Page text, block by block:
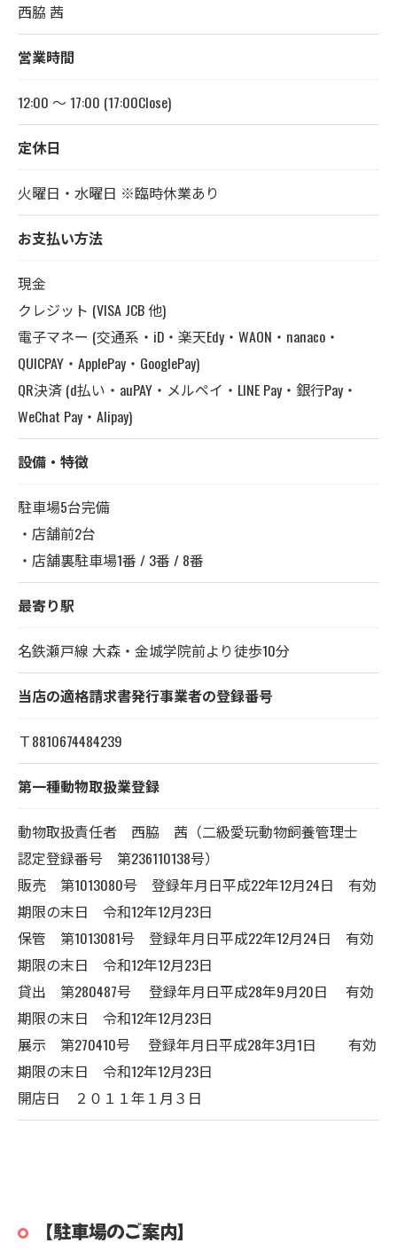
西脇 茜
営業時間
12:00 ～ 17:00 (17:00Close)
定休日
火曜日・水曜日 ※臨時休業あり
お支払い方法
現金
クレジット (VISA JCB 他)
電子マネー (交通系・iD・楽天Edy・WAON・nanaco・
QUICPAY・ApplePay・GooglePay)
QR決済 (d払い・auPAY・メルペイ・LINE Pay・銀行Pay・
WeChat Pay・Alipay)
設備・特徴
駐車場5台完備
・店舗前2台
・店舗裏駐車場1番 / 3番 / 8番
最寄り駅
名鉄瀬戸線 大森・金城学院前より徒歩10分
当店の適格請求書発行事業者の登録番号
Ｔ8810674484239
第一種動物取扱業登録
動物取扱責任者 西脇 茜（二級愛玩動物飼養管理士
認定登録番号 第236110138号）
販売 第1013080号 登録年月日平成22年12月24日 有効
期限の末日 令和12年12月23日
保管 第1013081号 登録年月日平成22年12月24日 有効
期限の末日 令和12年12月23日
貸出 第280487号 登録年月日平成28年9月20日 有効
期限の末日 令和12年12月23日
展示 第270410号 登録年月日平成28年3月1日 有効
期限の末日 令和12年12月23日
開店日 ２０１１年１月３日
【駐車場のご案内】